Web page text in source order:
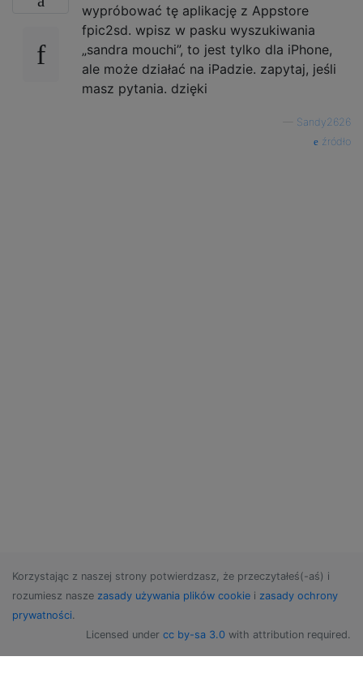
wypróbować tę aplikację z Appstore
fpic2sd. wpisz w pasku wyszukiwania
„sandra mouchi”, to jest tylko dla iPhone,
ale może działać na iPadzie. zapytaj, jeśli
masz pytania. dzięki
Sandy2626
źródło
Korzystając z naszej strony potwierdzasz, że przeczytałeś(-aś) i
rozumiesz nasze zasady używania plików cookie i zasady ochrony
prywatności.
Licensed under cc by-sa 3.0 with attribution required.